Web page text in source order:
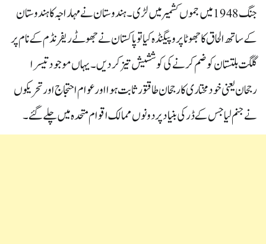
جنگ 1948 میں جموں کشمیر میں لڑی۔ ہندوستان نے مہاراجہ کا ہندوستان
کے ساتھ الحاق کا جھوٹا پروپیگنڈہ کیا تو پاکستان نے جھوٹے ریفرنڈم کے نام پر
گلگت بلتستان کو ضم کرنے کی کوششیش تیز کر دیں۔ یہاں موجود تیسرا
رجحان یعنی خودمختاری کا رجحان طاقتور ثابت ہوا اور عوام احتجاج اور تحریکوں
نے جنم لیا جس کے ڈر کی بنیاد پر دونوں ممالک اقوام متحدہ میں چلے گئے۔